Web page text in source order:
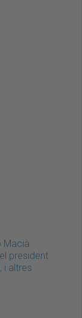
Macià
president
i altres